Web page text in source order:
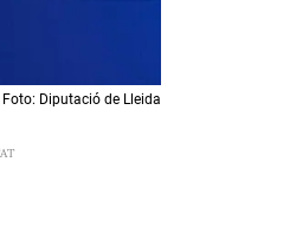
Diputació de Lleida